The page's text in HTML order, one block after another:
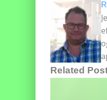
Related